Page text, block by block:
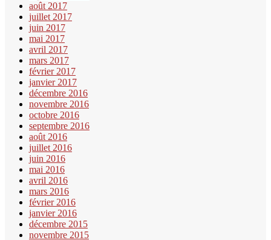
août 2017
juillet 2017
juin 2017
mai 2017
avril 2017
mars 2017
février 2017
janvier 2017
décembre 2016
novembre 2016
octobre 2016
septembre 2016
août 2016
juillet 2016
juin 2016
mai 2016
avril 2016
mars 2016
février 2016
janvier 2016
décembre 2015
novembre 2015